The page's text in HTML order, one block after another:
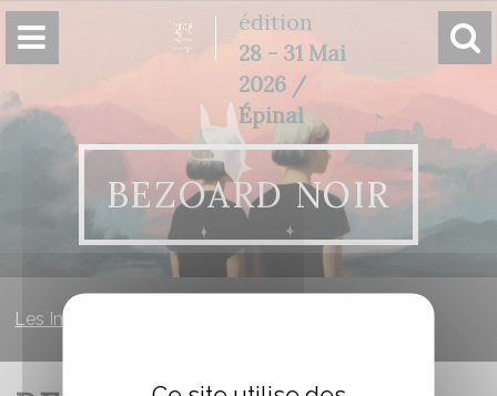
édition
28 - 31 Mai
2026 /
Épinal
BEZOARD NOIR
Les Imaginales
Panneau de gestion des cookies